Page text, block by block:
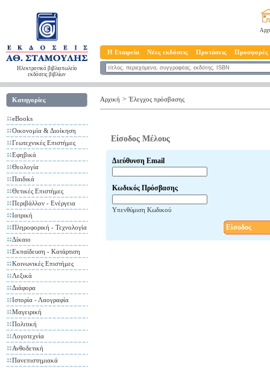
Ηλεκτρονικό βιβλιοπωλείο
εκδόσεις βιβλίων
Η Εταιρεία Νέες εκδόσεις Προτάσεις Προσφορές
Κατηγορίες
eBooks
Οικονομία & Διοίκηση
Γεωτεχνικές Επιστήμες
Εφηβικά
Θεολογία
Παιδικά
Θετικές Επιστήμες
Περιβάλλον - Ενέργεια
Ιατρική
Πληροφορική - Τεχνολογία
Δίκαιο
Εκπαίδευση - Κατάρτιση
Κοινωνικές Επιστήμες
Λεξικά
Διάφορα
Ιστορία - Λαογραφία
Μαγειρική
Πολιτική
Λογοτεχνία
Ανθοδετική
Πανεπιστημιακά
Αρχική > Έλεγχος πρόσβασης
Είσοδος Μέλους
Διεύθυνση Email
Κωδικός Πρόσβασης
Υπενθύμιση Κωδικού
Είσοδος